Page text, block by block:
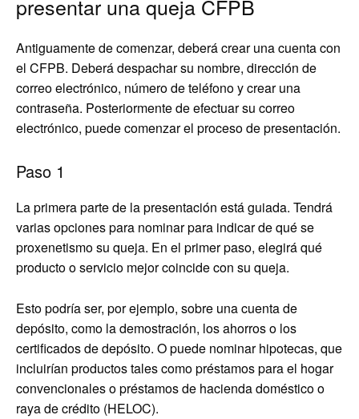
presentar una queja CFPB
Antiguamente de comenzar, deberá crear una cuenta con
el CFPB. Deberá despachar su nombre, dirección de
correo electrónico, número de teléfono y crear una
contraseña. Posteriormente de efectuar su correo
electrónico, puede comenzar el proceso de presentación.
Paso 1
La primera parte de la presentación está guiada. Tendrá
varias opciones para nominar para indicar de qué se
proxenetismo su queja. En el primer paso, elegirá qué
producto o servicio mejor coincide con su queja.
Esto podría ser, por ejemplo, sobre una cuenta de
depósito, como la demostración, los ahorros o los
certificados de depósito. O puede nominar hipotecas, que
incluirían productos tales como préstamos para el hogar
convencionales o préstamos de hacienda doméstico o
raya de crédito (HELOC).